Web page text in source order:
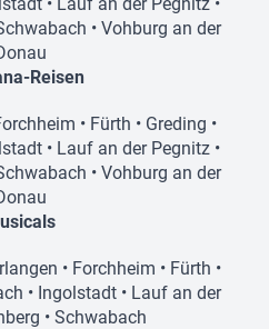
• Vohburg an der
Reisen
• Fürth • Greding •
• Lauf an der Pegnitz •
• Vohburg an der
• Forchheim • Fürth •
• Ingolstadt • Lauf an der
• Schwabach